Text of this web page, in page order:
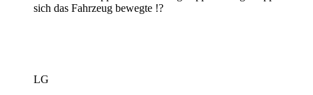
sich das Fahrzeug bewegte !?
LG